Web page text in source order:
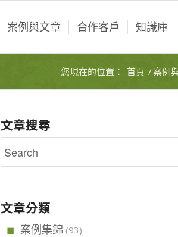
案例與文章 合作客戶 知識庫
您現在的位置： 首頁 /案例
文章搜尋
文章分類
案例集錦 (93)